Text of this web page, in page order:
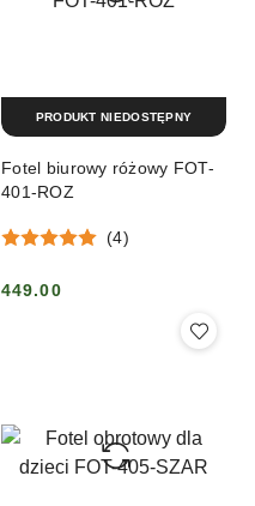
Fotel biurowy różowy FOT-
401-ROZ
(4)
Cena:
449.00
PRODUKT NIEDOSTĘPNY